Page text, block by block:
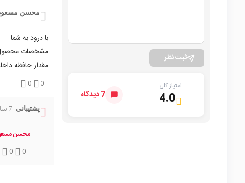
ثبت نظر
امتیاز کلی
4.0 7 دیدگاه
محسن
با درود به شما
مشخصات محصول
مقدار حافظه
0
0
پشتیبانی 7 سال پیش
محسن
0
0